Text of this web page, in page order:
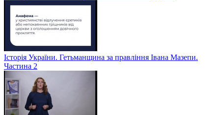
Історія України. Гетьманщина за правління Івана Мазепи.
Частина 2